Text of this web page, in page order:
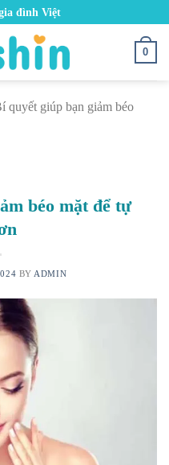
đình Việt
0
quyết giúp bạn giảm béo
béo mặt để tự
BY ADMIN